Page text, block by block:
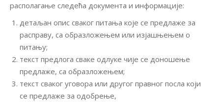
располагање следећа документа и информације:
детаљан опис сваког питања које се предлаже за
расправу, са образложењем или изјашњењем о
питању;
текст предлога сваке одлуке чије се доношење
предлаже, са образложењем;
текст сваког уговора или другог правног посла који
се предлаже за одобрење,